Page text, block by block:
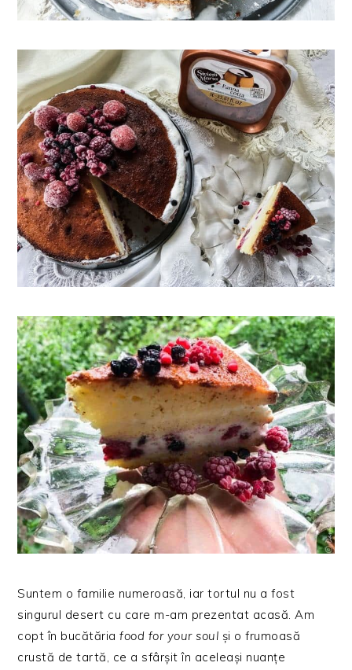
Suntem o familie numeroasă, iar tortul nu a fost
singurul desert cu care m-am prezentat acasă. Am
copt în bucătăriafood for your soul și o frumoasă
crustă de tartă, ce a sfârșit în aceleași nuanțe